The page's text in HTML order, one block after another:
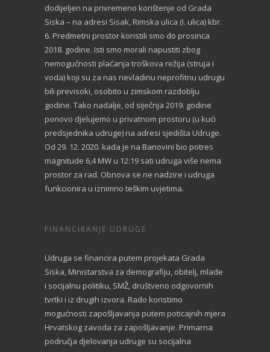
dodijeljen na privremeno korištenje od Grada
Siska – na adresi Sisak, Rimska ulica (I. ulica) kbr.
6. Predmetni prostor koristili smo do prosinca
2018. godine. Isti smo morali napustiti zbog
nemogućnosti plaćanja troškova režija (struja i
voda) koji su za nas nevladinu neprofitnu udrugu
bili previsoki, osobito u zimskom razdoblju
godine. Tako nadalje, od siječnja 2019. godine
ponovo djelujemo u privatnom prostoru (u kući
predsjednika udruge) na adresi sjedišta Udruge.
Od 29. 12. 2020. kada je na Banovini bio potres
magnitude 6,4 MW u 12:19 sati udruga više nema
prostor za rad. Obnova se ne nadzire i udruga
funkcionira u iznimno teškim uvjetima.
FINANCIRANJE UDRUGE
Udruga se financira putem projekata Grada
Siska, Ministarstva za demografiju, obitelj, mlade
i socijalnu politiku, SMŽ, društveno odgovornih
tvrtki i iz drugih izvora. Rado koristimo
mogućnosti zapošljavanja putem poticajnih mjera
Hrvatskog zavoda za zapošljavanje. Primarna
područja djelovanja udruge su socijalna